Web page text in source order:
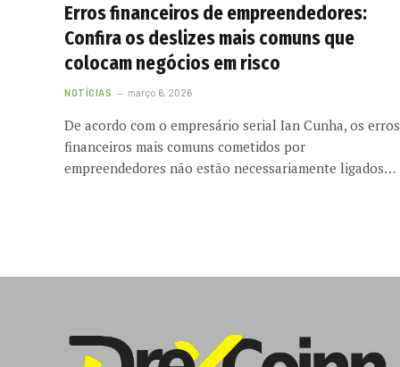
Erros financeiros de empreendedores:
Confira os deslizes mais comuns que
colocam negócios em risco
NOTÍCIAS março 6, 2026
De acordo com o empresário serial Ian Cunha, os erros
financeiros mais comuns cometidos por
empreendedores não estão necessariamente ligados…